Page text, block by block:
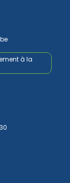
à la